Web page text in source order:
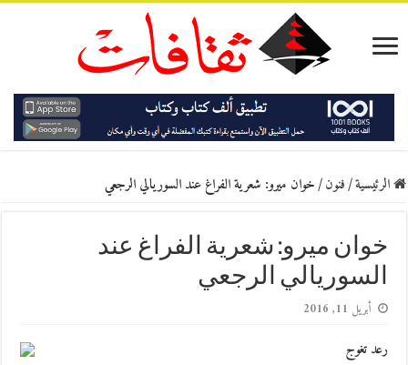
الرئيسية/فنون/خوان ميرو: شعرية الفراغ عند السوريالي الرجعي
خوان ميرو: شعرية الفراغ عند
السوريالي الرجعي
أبريل 11, 2016
رعد تغوج